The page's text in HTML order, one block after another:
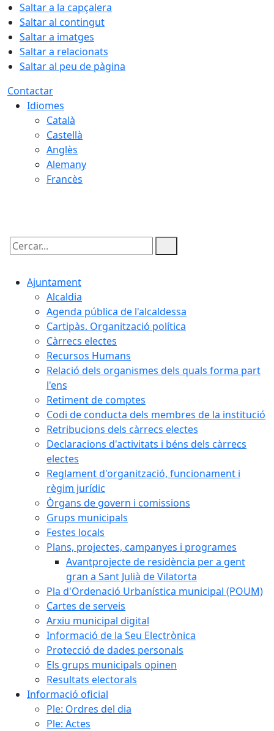
Saltar a la capçalera
Saltar al contingut
Saltar a imatges
Saltar a relacionats
Saltar al peu de pàgina
Contactar
Idiomes
Català
Castellà
Anglès
Alemany
Francès
Cercar:
Ajuntament
Alcaldia
Agenda pública de l'alcaldessa
Cartipàs. Organització política
Càrrecs electes
Recursos Humans
Relació dels organismes dels quals forma part
l'ens
Retiment de comptes
Codi de conducta dels membres de la institució
Retribucions dels càrrecs electes
Declaracions d'activitats i béns dels càrrecs
electes
Reglament d'organització, funcionament i
règim jurídic
Òrgans de govern i comissions
Grups municipals
Festes locals
Plans, projectes, campanyes i programes
Avantprojecte de residència per a gent
gran a Sant Julià de Vilatorta
Pla d'Ordenació Urbanística municipal (POUM)
Cartes de serveis
Arxiu municipal digital
Informació de la Seu Electrònica
Protecció de dades personals
Els grups municipals opinen
Resultats electorals
Informació oficial
Ple: Ordres del dia
Ple: Actes